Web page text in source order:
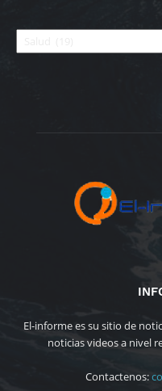
Categorías
El-informe es su sitio de
noticias videos a nivel
Contactenos: